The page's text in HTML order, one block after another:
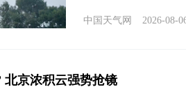
中国天气网 2026-08-
北京浓积云强势抢镜